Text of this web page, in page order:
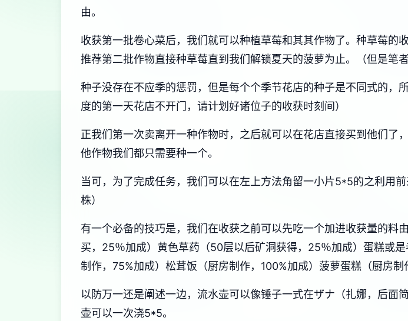
由。
收获第一批卷心菜后，我们就可以种植草莓和其其作物了。种草莓的
推荐第二批作物直接种草莓直到我们解锁夏天的菠萝为止。（但是笔
种子没存在不应季的惩罚，但是每个个季节花店的种子是不同式的，
度的第一天花店不开门，请计划好诸位子的收获时刻间）
正我们第一次卖离开一种作物时，之后就可以在花店直接买到他们
他作物我们都只需要种一个。
当可，为了完成任务，我们可以在左上方法角留一小片5*5的之利用
株）
有一个必备的技巧是，我们在收获之前可以先吃一个加进收获量的料
买，25％加成）黄色草药（50层以后矿洞获得，25％加成）蛋糕或
制作，75%加成）松茸饭（厨房制作，100%加成）菠萝蛋糕（厨房制
以防万一还是阐述一边，流水壶可以像锤子一式在ザナ（扎娜，后
壶可以一次浇5*5。